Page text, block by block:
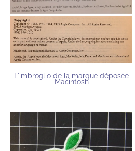
L'imbroglio de la marque déposée
Macintosh